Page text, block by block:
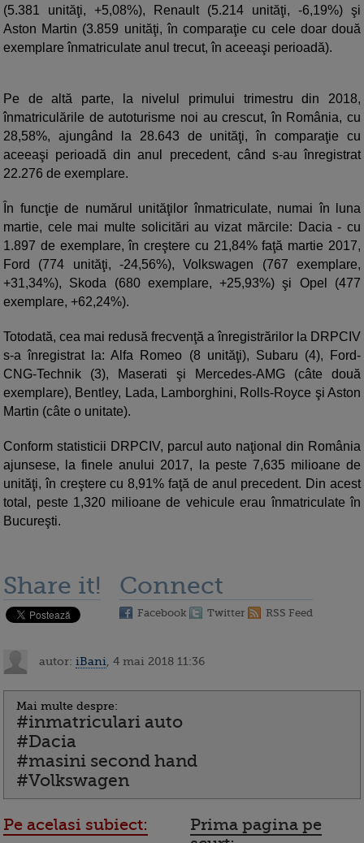
(5.381 unităţi, +5,08%), Renault (5.214 unităţi, -6,19%) şi
Aston Martin (3.859 unităţi, în comparaţie cu cele doar două
exemplare înmatriculate anul trecut, în aceeaşi perioadă).
Pe de altă parte, la nivelul primului trimestru din 2018,
înmatriculările de autoturisme noi au crescut, în România, cu
28,58%, ajungând la 28.643 de unităţi, în comparaţie cu
aceeaşi perioadă din anul precedent, când s-au înregistrat
22.276 de exemplare.
În funcţie de numărul unităţilor înmatriculate, numai în luna
martie, cele mai multe solicitări au vizat mărcile: Dacia - cu
1.897 de exemplare, în creştere cu 21,84% faţă martie 2017,
Ford (774 unităţi, -24,56%), Volkswagen (767 exemplare,
+31,34%), Skoda (680 exemplare, +25,93%) şi Opel (477
exemplare, +62,24%).
Totodată, cea mai redusă frecvenţă a înregistrărilor la DRPCIV
s-a înregistrat la: Alfa Romeo (8 unităţi), Subaru (4), Ford-
CNG-Technik (3), Maserati şi Mercedes-AMG (câte două
exemplare), Bentley, Lada, Lamborghini, Rolls-Royce şi Aston
Martin (câte o unitate).
Conform statisticii DRPCIV, parcul auto naţional din România
ajunsese, la finele anului 2017, la peste 7,635 milioane de
unităţi, în creştere cu 8,91% faţă de anul precedent. Din acest
total, peste 1,320 milioane de vehicule erau înmatriculate în
Bucureşti.
Share it! Connect
Facebook Twitter RSS Feed
autor: iBani , 4 mai 2018 11:36
Mai multe despre:
#inmatriculari auto
#Dacia
#masini second hand
#Volkswagen
Pe acelasi subiect:
Prima pagina pe